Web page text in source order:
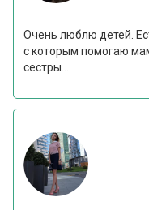
Очень люблю детей.
с которым помогаю
сестры...